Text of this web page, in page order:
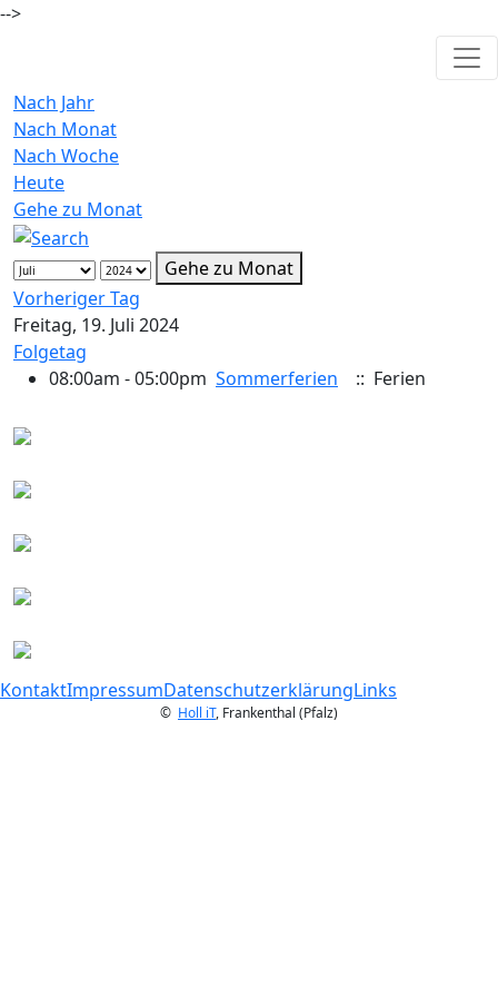
-->
Nach Jahr
Nach Monat
Nach Woche
Heute
Gehe zu Monat
Gehe zu Monat
Vorheriger Tag
Freitag, 19. Juli 2024
Folgetag
08:00am - 05:00pm Sommerferien :: Ferien
KontaktImpressumDatenschutzerklärungLinks
© Holl iT, Frankenthal (Pfalz)